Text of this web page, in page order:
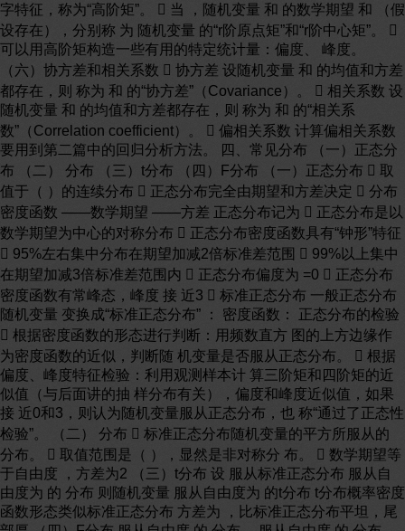
字特征，称为“高阶矩”。  当 ，随机变量 和 的数学期望 和 （假
设存在），分别称 为 随机变量 的“r阶原点矩”和“r阶中心矩”。 
可以用高阶矩构造一些有用的特定统计量：偏度、 峰度。
（六）协方差和相关系数  协方差 设随机变量 和 的均值和方差
都存在，则 称为 和 的“协方差”（Covariance）。  相关系数 设
随机变量 和 的均值和方差都存在，则 称为 和 的“相关系
数”（Correlation coefficient）。  偏相关系数 计算偏相关系数
要用到第二篇中的回归分析方法。 四、常见分布 （一）正态分
布 （二） 分布 （三）t分布 （四）F分布 （一）正态分布  取
值于（ ）的连续分布  正态分布完全由期望和方差决定  分布
密度函数 ——数学期望 ——方差 正态分布记为  正态分布是以
数学期望为中心的对称分布  正态分布密度函数具有“钟形”特征
 95%左右集中分布在期望加减2倍标准差范围  99%以上集中
在期望加减3倍标准差范围内  正态分布偏度为 =0  正态分布
密度函数有常峰态，峰度 接 近3  标准正态分布 一般正态分布
随机变量 变换成“标准正态分布” ： 密度函数： 正态分布的检验
 根据密度函数的形态进行判断：用频数直方 图的上方边缘作
为密度函数的近似，判断随 机变量是否服从正态分布。  根据
偏度、峰度特征检验：利用观测样本计 算三阶矩和四阶矩的近
似值（与后面讲的抽 样分布有关），偏度和峰度近似值，如果
接 近0和3，则认为随机变量服从正态分布，也 称“通过了正态性
检验”。 （二） 分布  标准正态分布随机变量的平方所服从的
分布。  取值范围是（ ），显然是非对称分 布。  数学期望等
于自由度 ，方差为2 （三）t分布 设 服从标准正态分布 服从自
由度为 的 分布 则随机变量 服从自由度为 的t分布 t分布概率密度
函数形态类似标准正态分布 方差为 ，比标准正态分布平坦，尾